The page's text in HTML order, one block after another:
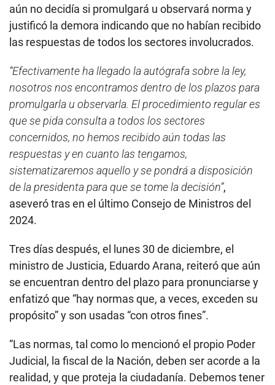
aún no decidía si promulgará u observará norma y
justificó la demora indicando que no habían recibido
las respuestas de todos los sectores involucrados.
“Efectivamente ha llegado la autógrafa sobre la ley,
nosotros nos encontramos dentro de los plazos para
promulgarla u observarla. El procedimiento regular es
que se pida consulta a todos los sectores
concernidos, no hemos recibido aún todas las
respuestas y en cuanto las tengamos,
sistematizaremos aquello y se pondrá a disposición
de la presidenta para que se tome la decisión”,
aseveró tras en el último Consejo de Ministros del
2024.
Tres días después, el lunes 30 de diciembre, el
ministro de Justicia, Eduardo Arana, reiteró que aún
se encuentran dentro del plazo para pronunciarse y
enfatizó que “hay normas que, a veces, exceden su
propósito” y son usadas “con otros fines”.
“Las normas, tal como lo mencionó el propio Poder
Judicial, la fiscal de la Nación, deben ser acorde a la
realidad, y que proteja la ciudadanía. Debemos tener